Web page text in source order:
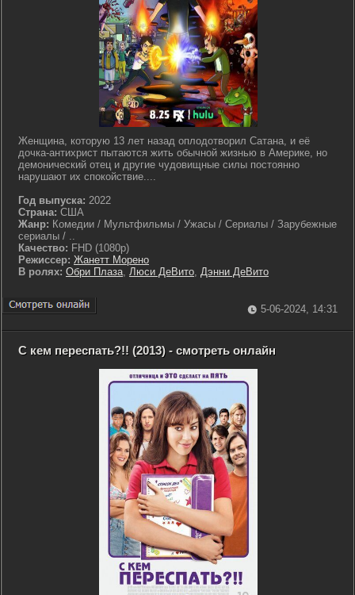
Женщина, которую 13 лет назад оплодотворил Сатана, и её
дочка-антихрист пытаются жить обычной жизнью в Америке, но
демонический отец и другие чудовищные силы постоянно
нарушают их спокойствие....
Год выпуска: 2022
Страна: США
Жанр: Комедии / Мультфильмы / Ужасы / Сериалы / Зарубежные
сериалы / ..
Качество: FHD (1080p)
Режиссер: Жанетт Морено
В ролях: Обри Плаза, Люси ДеВито, Дэнни ДеВито
5-06-2024, 14:31
С кем переспать?!! (2013) - смотреть онлайн